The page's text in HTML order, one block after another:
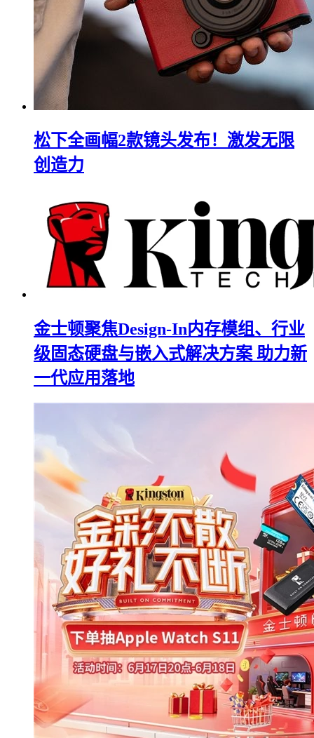
松下全画幅2款镜头发布！激发无限
创造力
金士顿聚焦Design-In内存模组、行业
级固态硬盘与嵌入式解决方案 助力新
一代应用落地